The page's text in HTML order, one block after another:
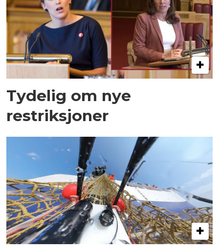
Tydelig om nye
restriksjoner